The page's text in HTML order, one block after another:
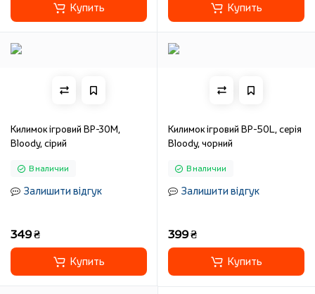
Купить Купить
Килимок ігровий BP-30M,
Bloody, сірий
В наличии
Залишити відгук
349 ₴
Купить
Килимок ігровий BP-50L, серія
Bloody, чорний
В наличии
Залишити відгук
399 ₴
Купить